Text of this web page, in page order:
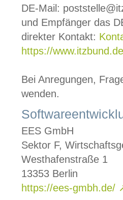
DE-Mail:
und Empfänger das
direkter Kontakt:
https://
Bei Anregungen,
wenden.
EES GmbH
Sektor F,
Westhafenstraße 1
13353 Berlin
https://ees-gmbh.de/